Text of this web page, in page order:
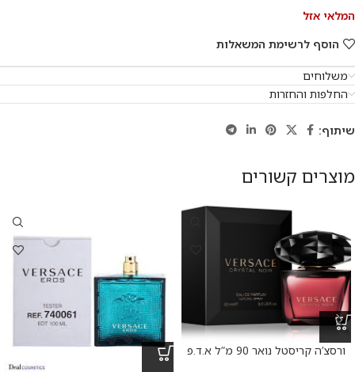
המלאי אזל
הוסף לרשימת המשאלות
משלוחים
החלפות והחזרות
שיתוף:
מוצרים קשורים
ורסצ’ה קריסטל נואר 90 מ”ל א.ד.פ